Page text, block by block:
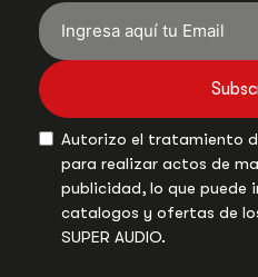
Autorizo el tratamiento
para realizar actos de
publicidad, lo que puede
catalogos y ofertas de
SUPER AUDIO.